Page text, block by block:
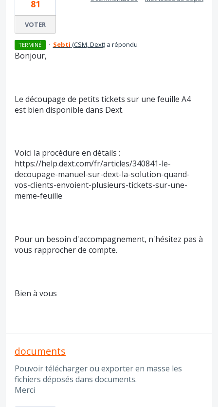
81
VOTER
TERMINÉ · Sebti (CSM, Dext)a répondu
Bonjour,
Le découpage de petits tickets sur une feuille A4
est bien disponible dans Dext.
Voici la procédure en détails :
https://help.dext.com/fr/articles/340841-le-
decoupage-manuel-sur-dext-la-solution-quand-
vos-clients-envoient-plusieurs-tickets-sur-une-
meme-feuille
Pour un besoin d'accompagnement, n'hésitez pas à
vous rapprocher de compte.
Bien à vous
documents
Pouvoir télécharger ou exporter en masse les
fichiers déposés dans documents.
Merci